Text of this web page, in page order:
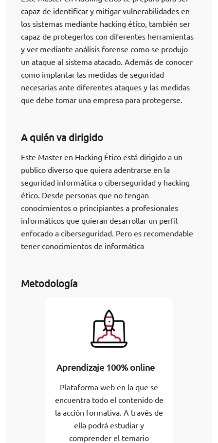
capaz de identificar y mitigar vulnerabilidades en
los sistemas mediante hacking ético, también ser
capaz de protegerlos con diferentes herramientas
y ver mediante análisis forense como se produjo
un ataque al sistema atacado. Además de conocer
como implantar las medidas de seguridad
necesarias ante diferentes ataques y las medidas
que debe tomar una empresa para protegerse.
A quién va dirigido
Este Master en Hacking Ético está dirigido a un
publico diverso que quiera adentrarse en la
seguridad informática o ciberseguridad y hacking
ético. Desde personas que no tengan
conocimientos o principiantes a profesionales
informáticos que quieran desarrollar un perfil
enfocado a ciberseguridad. Pero es recomendable
tener conocimientos de informática
Metodología
Aprendizaje 100% online
Plataforma web en la que se
encuentra todo el contenido de
la acción formativa. A través de
ella podrá estudiar y
comprender el temario